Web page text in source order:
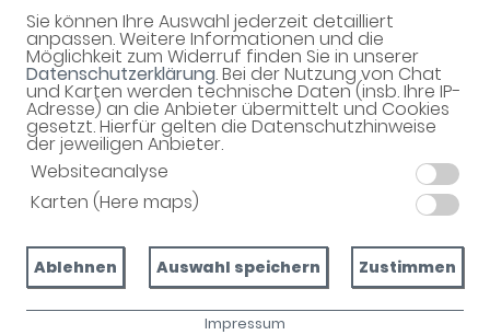
Sie können Ihre Auswahl jederzeit detailliert
anpassen. Weitere Informationen und die
Möglichkeit zum Widerruf finden Sie in unserer
Datenschutzerklärung. Bei der Nutzung von Chat
und Karten werden technische Daten (insb. Ihre IP-
Adresse) an die Anbieter übermittelt und Cookies
gesetzt. Hierfür gelten die Datenschutzhinweise
der jeweiligen Anbieter.
Websiteanalyse
Karten (Here maps)
Ablehnen Auswahl speichern Zustimmen
Impressum
Willkommen in Ihrer Apotheke
Ihre Gesundheitsberatung vor Ort
Unverbindliche Reservierung